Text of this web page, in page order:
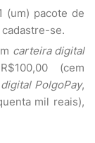
(um) pacote de
cadastre-se.
carteira digital
(cem
PolgoPay,
mil reais),